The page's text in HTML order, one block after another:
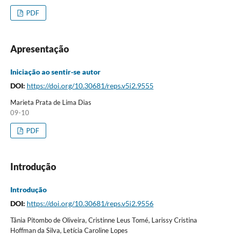
PDF
Apresentação
Iniciação ao sentir-se autor
DOI: https://doi.org/10.30681/reps.v5i2.9555
Marieta Prata de Lima Dias
09-10
PDF
Introdução
Introdução
DOI: https://doi.org/10.30681/reps.v5i2.9556
Tânia Pitombo de Oliveira, Cristinne Leus Tomé, Larissy Cristina
Hoffman da Silva, Letícia Caroline Lopes